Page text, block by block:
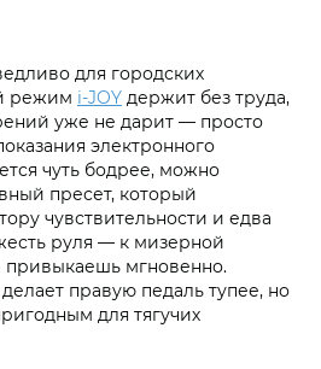
для городских
режим i‑JOY держит без труда,
уже не дарит — просто
электронного
чуть бодрее, можно
пресет, который
чувствительности и едва
руля — к мизерной
привыкаешь мгновенно.
правую педаль тупее, но
для тягучих